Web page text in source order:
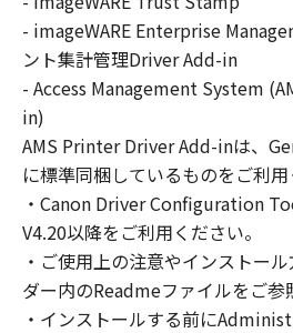
コンピューターの使用者に
よび条件を遵守させるととも
し全責任を負うことを条件
(2) お客様は、上記(1)に基づ
「本ソフトウェア」を１部
きます。
(3) 上記(1)および(2)に定め
ノンまたはキヤノンのライセ
知的財産権も、明示たると黙
ず、本契約書によってお客様
諾されるものではありませ
- imageWARE Enterprise
ント集計管理Driver Add-in
- Access Management System
in)
AMS Printer Driver Add-inは、
に標準同梱しているものをご利用
・Canon Driver Configuration
V4.20以降をご利用ください。
・ご使用上の注意やインストー
ダー内のReadmeファイルをご参
・インストールする前に